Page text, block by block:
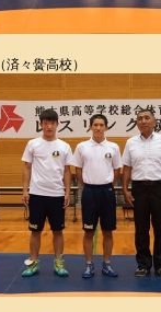
（済々黌高校）